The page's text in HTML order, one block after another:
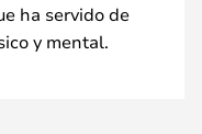
ha servido de
y mental.